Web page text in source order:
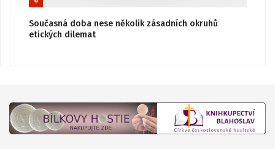
Současná doba nese několik zásadních okruhů
etických dilemat